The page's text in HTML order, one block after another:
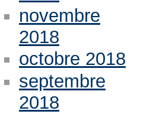
novembre
2018
octobre 2018
septembre
2018